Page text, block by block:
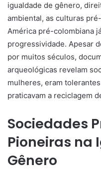
igualdade de gênero,
ambiental, as culturas
América pré-colombiana
progressividade. Apesar
por muitos séculos,
arqueológicas revelam
mulheres, eram
praticavam a reciclagem
Sociedades
Pioneiras na
Gênero